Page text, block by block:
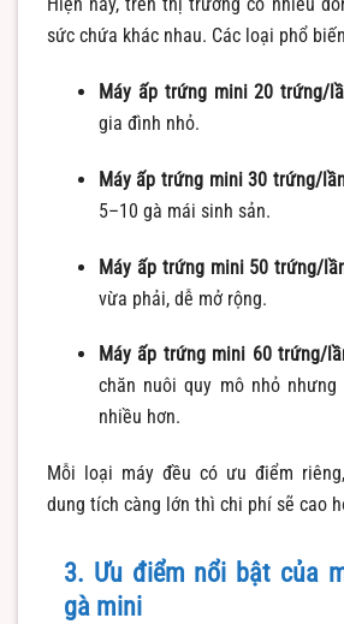
sức chứa khác nhau. Các loại phổ
Máy ấp trứng mini 20 trứng/
gia đình nhỏ.
Máy ấp trứng mini 30 trứng/
5–10 gà mái sinh sản.
Máy ấp trứng mini 50 trứng/
vừa phải, dễ mở rộng.
Máy ấp trứng mini 60 trứng/
chăn nuôi quy mô nhỏ
nhiều hơn.
Mỗi loại máy đều có ưu điểm
dung tích càng lớn thì chi phí sẽ cao
3. Ưu điểm nổi bật của
gà mini